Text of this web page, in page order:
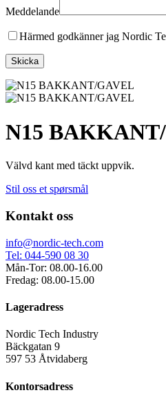
Meddelande
Härmed godkänner jag Nordic
N15
Välvd kant med täckt uppvik.
Stil oss et spørsmål
Kontakt oss
info@nordic-tech.com
Tel: 044-590 08 30
Mån-Tor: 08.00-16.00
Fredag: 08.00-15.00
Lageradress
Nordic Tech Industry
Bäckgatan 9
597 53 Åtvidaberg
Kontorsadress